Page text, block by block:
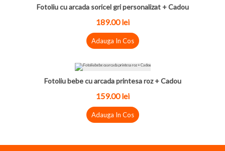
Fotoliu cu arcada soricel gri personalizat + Cadou
189.00 lei
Adauga In Cos
Fotoliu bebe cu arcada printesa roz + Cadou
159.00 lei
Adauga In Cos